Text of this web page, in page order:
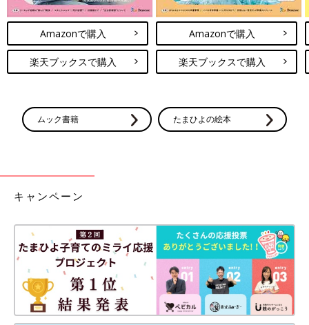
naoさんがゲットした50周年アイテムは、こちらの半袖パジャ
マ。フリルやリボンはもちろんのこと、サンリオキャラクターが
大集合したデザインも、とてもかわいいですよね♪ お子さんはこ
ちらのパジャマを気に入って、離さなかったんだそう！
ぶ」オシャ見えキャラアイテム5選
最近の子ども服は、トレンドを意識したオシャ
レなアイテムがたくさん販売されていますが、
いかがでしたか？どのアイテムも、「さすがハローキティ50周
「50TH Anniversary」とかかれており、限定感があるのも素敵！
ね。
(文：今井あやか)
●記事内容でご紹介している投稿、リンク先は、削除される場合
があります。あらかじめご了承ください。
●記事の内容は2024年5月の情報で、現在と異なる場合がありま
す。
Amazonで購入
楽天ブックスで購入
Amazonで購入
楽天ブックスで購入
ムック書籍 たまひよの絵本
キャンペーン